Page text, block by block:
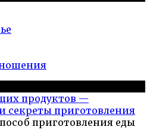
продуктов —
секреты приготовления
приготовления еды